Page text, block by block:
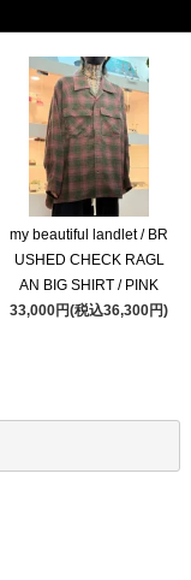
my beautiful landlet / BR
USHED CHECK RAGL
AN BIG SHIRT / PINK
33,000円(税込36,300円)